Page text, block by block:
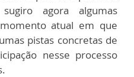
agora algumas
atual em que
pistas concretas de
nesse processo